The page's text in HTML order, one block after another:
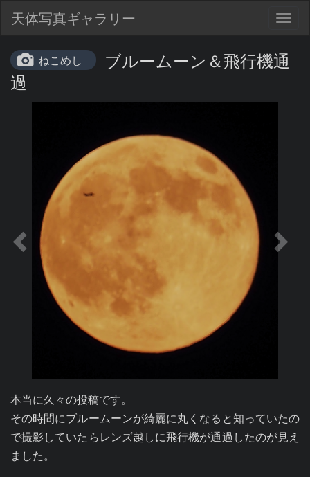
天体写真ギャラリー
ねこめし
ブルームーン＆飛行機通
過
本当に久々の投稿です。
その時間にブルームーンが綺麗に丸くなると知っていたの
で撮影していたらレンズ越しに飛行機が通過したのが見え
ました。